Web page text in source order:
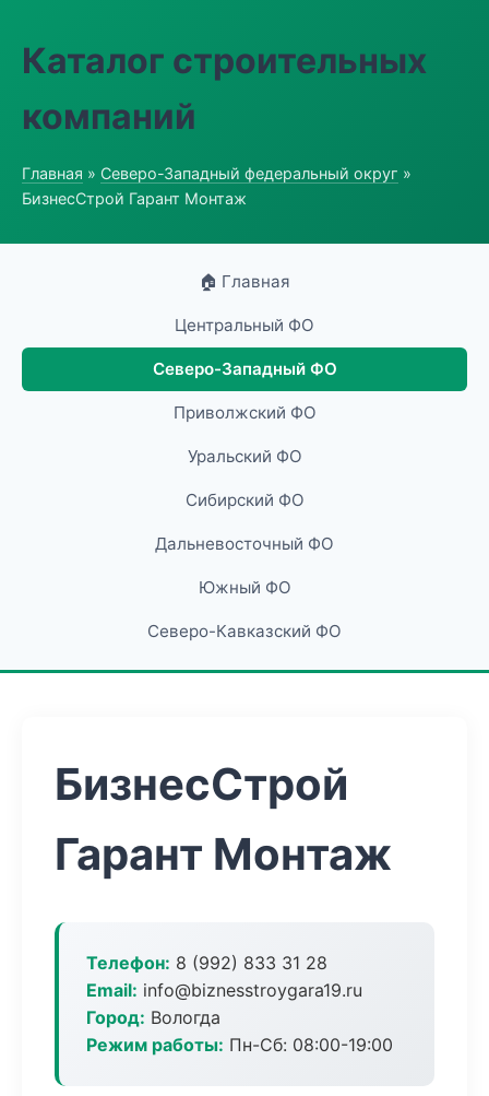
Каталог строительных
компаний
Главная » Северо-Западный федеральный округ »
БизнесСтрой Гарант Монтаж
🏠 Главная
Центральный ФО
Северо-Западный ФО
Приволжский ФО
Уральский ФО
Сибирский ФО
Дальневосточный ФО
Южный ФО
Северо-Кавказский ФО
БизнесСтрой
Гарант Монтаж
Телефон: 8 (992) 833 31 28
Email: info@biznesstroygara19.ru
Город: Вологда
Режим работы: Пн-Сб: 08:00-19:00